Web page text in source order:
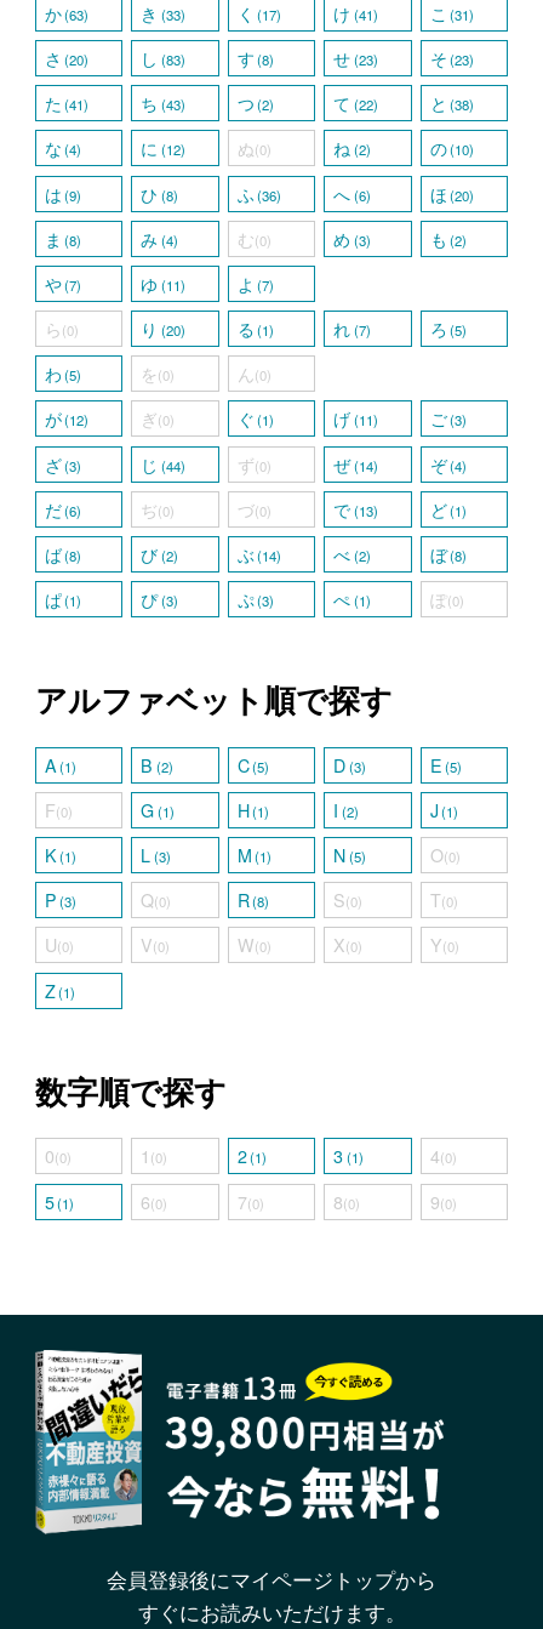
か(63) き (33) く (17) け (41) こ (31)
さ (20) し (83) す (8) せ(23) そ (23)
た(41) ち (43) つ (2) て (22) と (38)
な(4) に (12) ぬ(0) ね(2) の(10)
は(9) ひ (8) ふ (36) へ(6) ほ (20)
ま (8) み(4) む(0) め (3) も (2)
や(7) ゆ (11) よ (7)
ら(0) り (20) る (1) れ(7) ろ (5)
わ(5) を(0) ん(0)
が(12) ぎ(0) ぐ (1) げ(11) ご(3)
ざ(3) じ (44) ず(0) ぜ(14) ぞ(4)
だ(6) ぢ(0) づ(0) で(13) ど(1)
ば(8) び(2) ぶ (14) べ(2) ぼ(8)
ぱ(1) ぴ(3) ぷ(3) ぺ(1) ぽ(0)
アルファベット順で探す
A(1) B (2) C(5) D(3) E (5)
F(0) G(1) H(1) I (2) J (1)
K(1) L(3) M (1) N(5) O(0)
P(3) Q(0) R(8) S(0) T(0)
U(0) V(0) W(0) X(0) Y(0)
Z(1)
数字順で探す
0(0) 1 (0) 2(1) 3(1) 4(0)
5(1) 6(0) 7(0) 8(0) 9(0)
会員登録後にマイページトップから
すぐにお読みいただけます。